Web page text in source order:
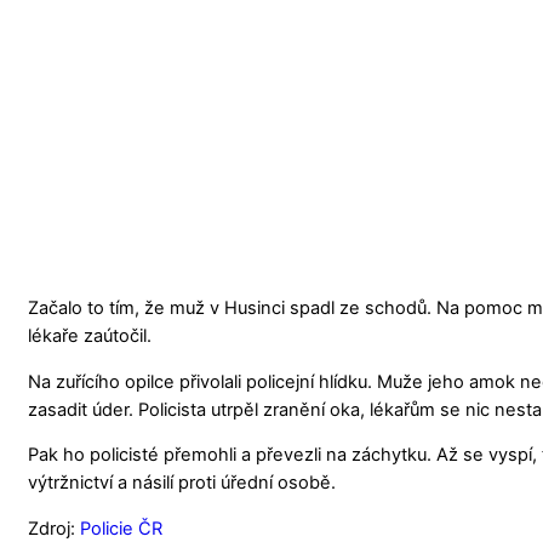
Začalo to tím, že muž v Husinci spadl ze schodů. Na pomoc
lékaře zaútočil.
Na zuřícího opilce přivolali policejní hlídku. Muže jeho amok
zasadit úder. Policista utrpěl zranění oka, lékařům se nic
Pak ho policisté přemohli a převezli na záchytku. Až se
výtržnictví a násilí proti úřední osobě.
Zdroj: Policie ČR